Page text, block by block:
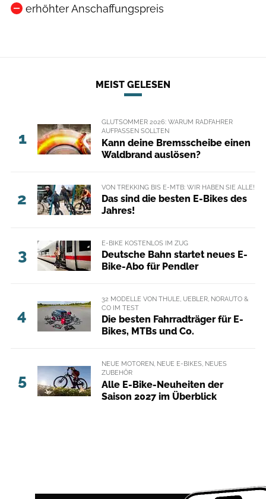
erhöhter Anschaffungspreis
MEIST GELESEN
1
GLUTSOMMER 2026: WARUM RADFAHRER
AUFPASSEN SOLLTEN
Kann deine Bremsscheibe einen
Waldbrand auslösen?
2
VON TREKKING BIS E-MTB: WIR HABEN SIE ALLE!
Das sind die besten E-Bikes des
Jahres!
3
E-BIKE KOSTENLOS IM ZUG
Deutsche Bahn startet neues E-
Bike-Abo für Pendler
4
32 MODELLE VON THULE, UEBLER, NORAUTO &
CO IM TEST
Die besten Fahrradträger für E-
Bikes, MTBs und Co.
5
NEUE MOTOREN, NEUE E-BIKES, NEUES
ZUBEHÖR
Alle E-Bike-Neuheiten der
Saison 2027 im Überblick